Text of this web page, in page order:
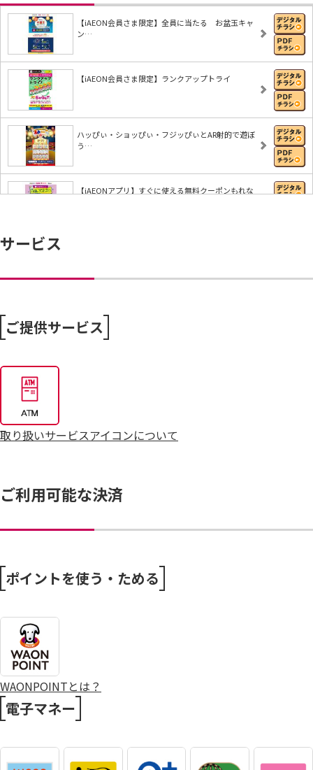
【iAEON会員さま限定】全員に当たる お盆玉キャ
ン…
【iAEON会員さま限定】ランクアップトライ
ハッぴぃ・ショッぴぃ・フジッぴぃとAR射的で遊ぼ
う…
【iAEONアプリ】すぐに使える無料クーポンもれな
サービス
ご提供サービス
取り扱いサービスアイコンについて
ご利用可能な決済
ポイントを使う・ためる
WAONPOINTとは？
電子マネー